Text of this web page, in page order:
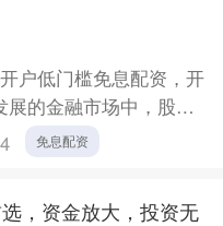
户低门槛免息配资，开
的金融市场中，股票
重要工具。然而，面对
免息配资
，资金放大，投资无